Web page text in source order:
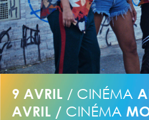
9 AVRIL / CINÉMA
AVRIL /CINÉMA